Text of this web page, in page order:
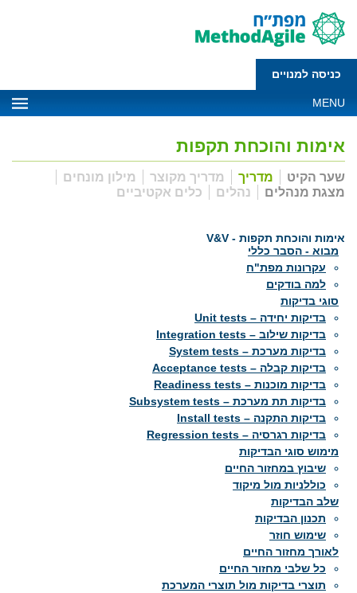
כניסה למנויים
MENU
אימות והוכחת תקפות
שער הקיט מדריך מדריך מקוצר
מילון מונחים
מצגת מנהלים
נהלים כלים אקטיביים
אימות והוכחת תקפות - V&V
מבוא - הסבר כללי
עקרונות מפת"ח
למה בודקים
סוגי בדיקות
בדיקות יחידה – Unit tests
בדיקות שילוב – Integration tests
בדיקות מערכת – System tests
בדיקות קבלה – Acceptance tests
בדיקות מוכנות – Readiness tests
בדיקות תת מערכת – Subsystem tests
בדיקות התקנה – Install tests
בדיקות רגרסיה – Regression tests
מימוש סוגי הבדיקות
שיבוץ במחזור החיים
כוללניות מול מיקוד
שלב הבדיקות
תכנון הבדיקות
שימוש חוזר
לאורך מחזור החיים
כל שלבי מחזור החיים
תוצרי בדיקות מול תוצרי המערכת